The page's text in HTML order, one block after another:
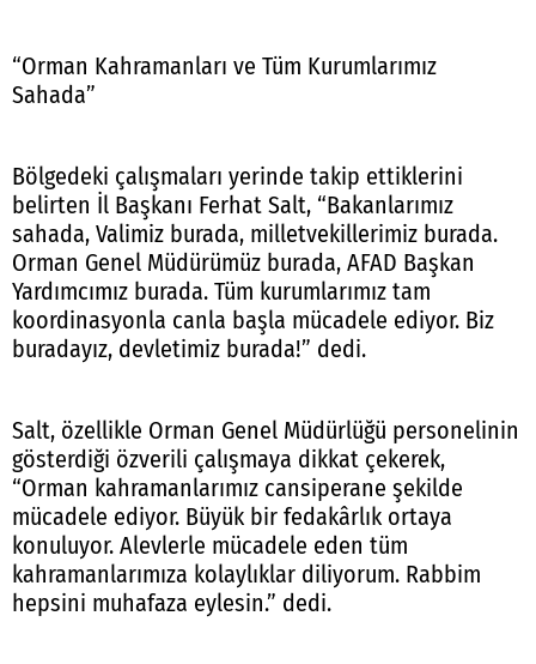
“Orman Kahramanları ve Tüm Kurumlarımız
Sahada”
Bölgedeki çalışmaları yerinde takip ettiklerini
belirten İl Başkanı Ferhat Salt, “Bakanlarımız
sahada, Valimiz burada, milletvekillerimiz burada.
Orman Genel Müdürümüz burada, AFAD Başkan
Yardımcımız burada. Tüm kurumlarımız tam
koordinasyonla canla başla mücadele ediyor. Biz
buradayız, devletimiz burada!” dedi.
Salt, özellikle Orman Genel Müdürlüğü personelinin
gösterdiği özverili çalışmaya dikkat çekerek,
“Orman kahramanlarımız cansiperane şekilde
mücadele ediyor. Büyük bir fedakârlık ortaya
konuluyor. Alevlerle mücadele eden tüm
kahramanlarımıza kolaylıklar diliyorum. Rabbim
hepsini muhafaza eylesin.” dedi.